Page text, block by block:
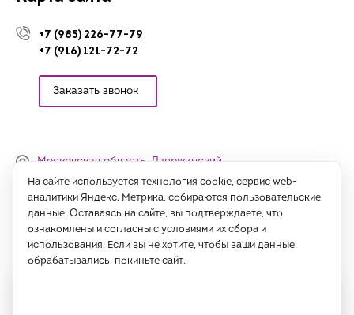
+7 (985) 226-77-79
+7 (916) 121-72-72
Заказать звонок
Московская область, Дзержинский,
Денисьевский проезд, 15 (офис)
Часы работы:
с 09:00 до 18:00, сб-вс - выходные
Написать нам
На сайте используется технология cookie, сервис web-
аналитики Яндекс. Метрика, собираются пользовательские
данные. Оставаясь на сайте, вы подтверждаете, что
ознакомлены и согласны с условиями их сбора и
использования. Если вы не хотите, чтобы ваши данные
обрабатывались, покиньте сайт.